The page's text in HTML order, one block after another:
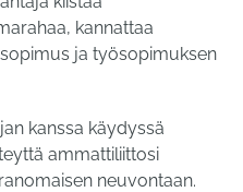
kannattaa
ja työsopimuksen
kanssa käydyssä
ammattiliittosi
neuvontaan.